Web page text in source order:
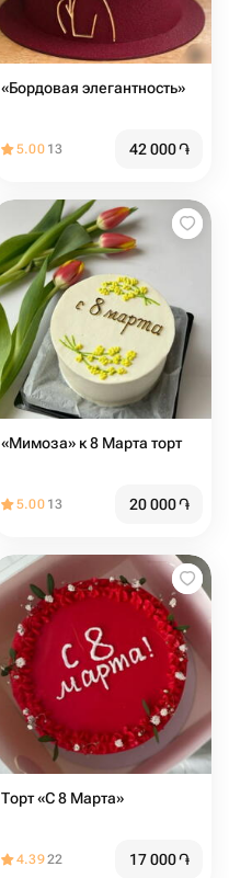
«Бордовая элегантность»
5.00 13 42 000֏
«Мимоза» к 8 Марта торт
5.00 13 20 000֏
Торт «С 8 Марта» ️
4.3922 17 000֏